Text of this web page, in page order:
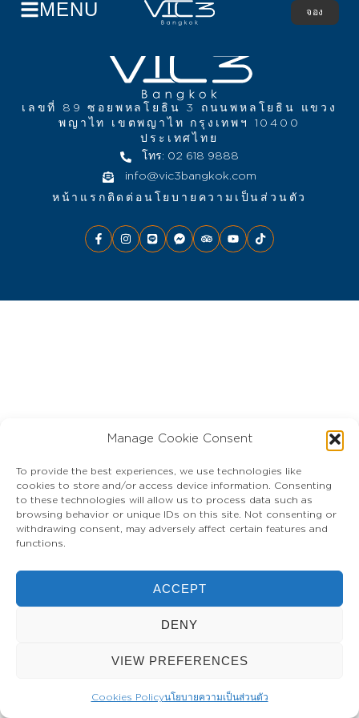
Manage Cookie Consent
To provide the best experiences, we use technologies like
cookies to store and/or access device information. Consenting
to these technologies will allow us to process data such as
browsing behavior or unique IDs on this site. Not consenting or
withdrawing consent, may adversely affect certain features and
functions.
ACCEPT
DENY
VIEW PREFERENCES
Cookies Policyนโยบายความเป็นส่วนตัว
MENU จอง
เลขที่ 89 ซอยพหลโยธิน 3 ถนนพหลโยธิน แขวง
พญาไท เขตพญาไท กรุงเทพฯ 10400
ประเทศไทย
โทร: 02 618 9888
info@vic3bangkok.com
หน้าแรก ติดต่อ นโยบายความเป็นส่วนตัว